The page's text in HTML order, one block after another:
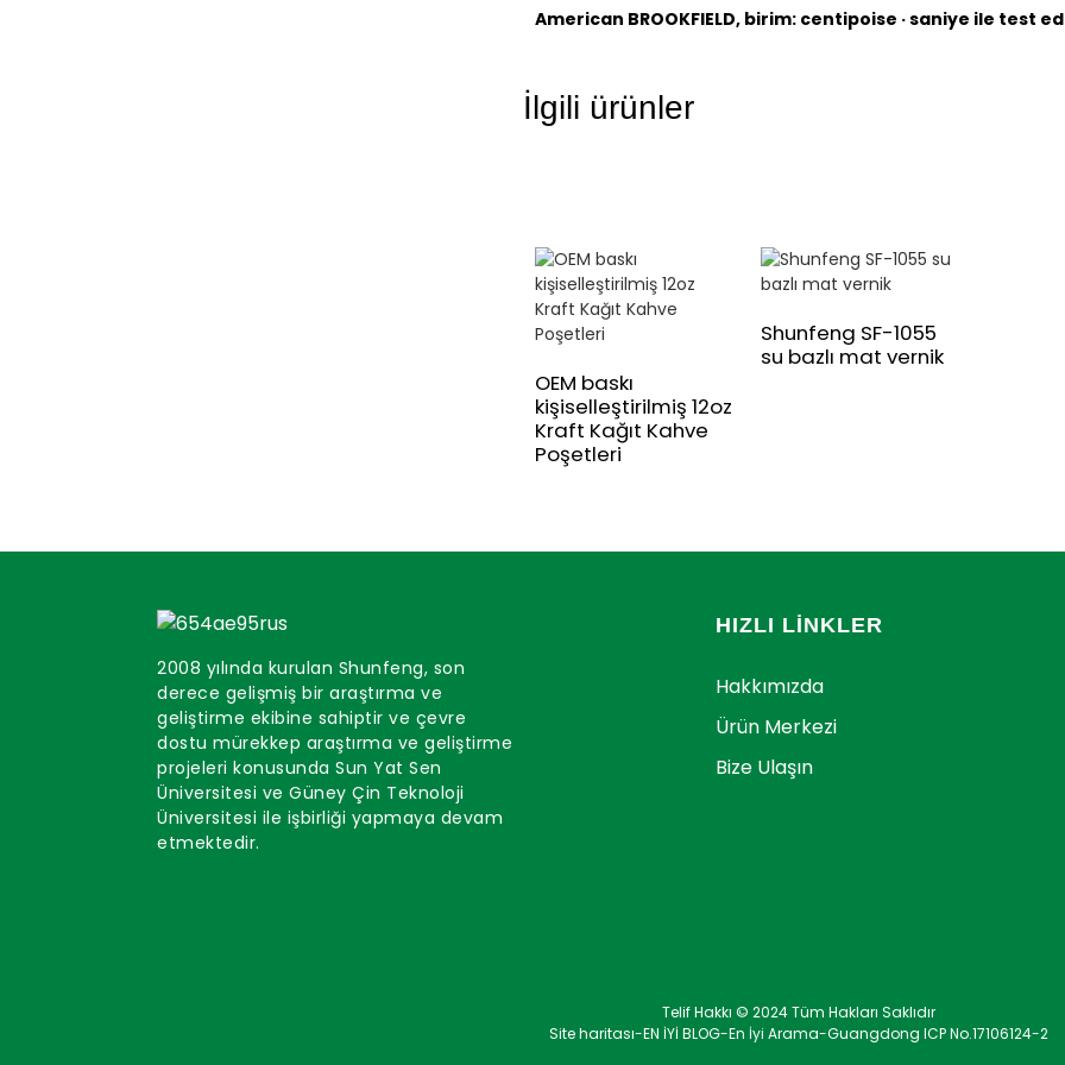
American BROOKFIELD, birim: centipoise · saniye ile test
İlgili ürünler
OEM baskı
kişiselleştirilmiş 12oz
Kraft Kağıt Kahve
Poşetleri
Shunfeng SF-1055
su bazlı mat vernik
2008 yılında kurulan Shunfeng, son
derece gelişmiş bir araştırma ve
geliştirme ekibine sahiptir ve çevre
dostu mürekkep araştırma ve geliştirme
projeleri konusunda Sun Yat Sen
Üniversitesi ve Güney Çin Teknoloji
Üniversitesi ile işbirliği yapmaya devam
etmektedir.
HIZLI LINKLER
Hakkımızda
Ürün Merkezi
Bize Ulaşın
Telif Hakkı © 2024 Tüm Hakları Saklıdır
Site haritası-EN İYİ BLOG-En İyi Arama-Guangdong ICP No.17106124-2